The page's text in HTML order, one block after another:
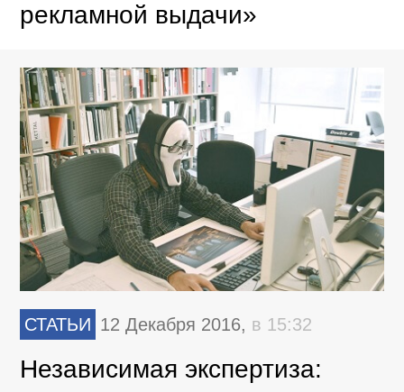
рекламной выдачи»
СТАТЬИ 12 Декабря 2016, в 15:32
Независимая экспертиза: